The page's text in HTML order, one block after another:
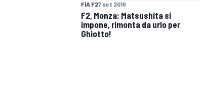
MONOPOSTO
FIA F27 set 2019
F2, Monza: Matsushita si
impone, rimonta da urlo per
Ghiotto!